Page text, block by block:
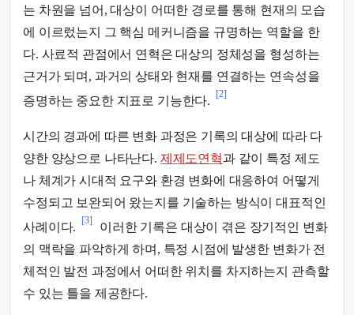
는 차원을 넘어, 대상이 어떠한 경로를 통해 현재의 모습
에 이르렀는지 그 핵심 메커니즘을 규명하는 역할을 한
다. 사료적 관점에서 연혁은 대상의 정체성을 형성하는
근거가 되며, 과거의 상태와 현재를 연결하는 연속성을
증명하는 중요한 지표로 기능한다.
[2]
시간의 경과에 따른 변화 과정은 기록의 대상에 따라 다
양한 양상으로 나타난다. 제제도연혁과 같이 특정 제도
나 체계가 시대적 요구와 환경 변화에 대응하여 어떻게
수정되고 보완되어 왔는지를 기술하는 방식이 대표적인
사례이다.
[3]
이러한 기록은 대상이 겪은 장기적인 변화
의 맥락을 파악하게 하며, 특정 시점에 발생한 변화가 전
체적인 발전 과정에서 어떠한 위치를 차지하는지 관측할
수 있는 틀을 제공한다.